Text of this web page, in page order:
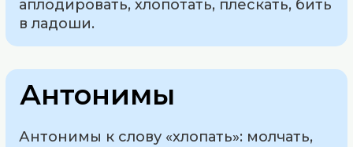
аплодировать, хлопотать, плескать, бить
в ладоши.
Антонимы
Антонимы к слову «хлопать»: молчать,